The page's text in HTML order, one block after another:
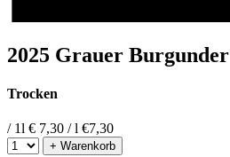
2025 Grauer Burgunder
Trocken
/ 1l € 7,30 / l €7,30
+ Warenkorb